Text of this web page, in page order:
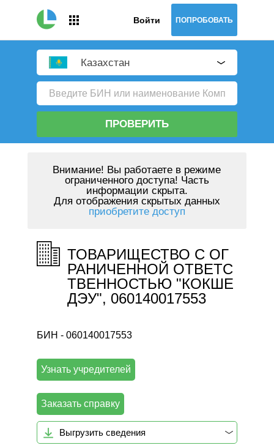
Войти ПОПРОБОВАТЬ
Казахстан
ПРОВЕРИТЬ
Внимание! Вы работаете в режиме
ограниченного доступа! Часть
информации скрыта.
Для отображения скрытых данных
приобретите доступ
ТОВАРИЩЕСТВО С ОГ
РАНИЧЕННОЙ ОТВЕТС
ТВЕННОСТЬЮ "КОКШЕ
ДЭУ", 060140017553
БИН - 060140017553
Узнать учредителей
Заказать справку
Выгрузить сведения